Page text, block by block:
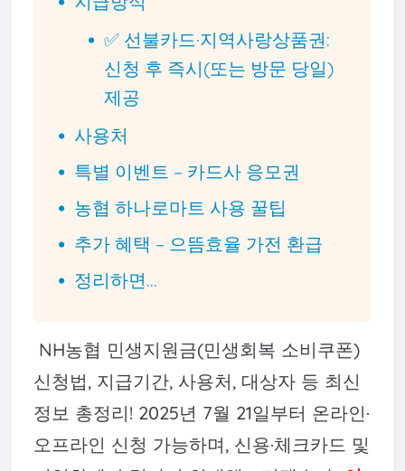
✅ 선불카드·지역사랑상품권:
신청 후 즉시(또는 방문 당일)
제공
사용처
특별 이벤트 – 카드사 응모권
농협 하나로마트 사용 꿀팁
추가 혜택 – 으뜸효율 가전 환급
정리하면...
NH농협 민생지원금(민생회복 소비쿠폰)
신청법, 지급기간, 사용처, 대상자 등 최신
정보 총정리! 2025년 7월 21일부터 온라인·
오프라인 신청 가능하며, 신용·체크카드 및